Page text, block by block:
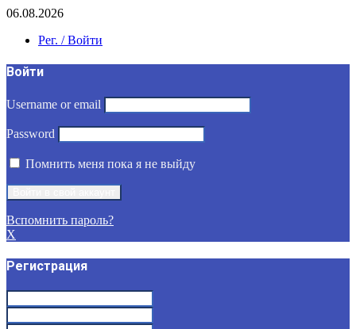
06.08.2026
Рег. / Войти
Войти
Username or email
Password
Помнить меня пока я не выйду
Вспомнить пароль?
X
Регистрация